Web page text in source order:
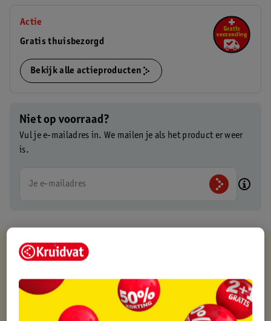
Actie
Gratis thuisbezorgd
Bekijk alle actieproducten
Niet op voorraad?
Vul je e-mailadres in. We mailen je als het product er weer
is.
Je e-mailadres
Kruidvat is altijd voordelig
Gratis ophalen in de winkel
Op werkdagen voor 22:00 uur besteld, volgende dag in huis
Gratis thuisbezorgd vanaf 50.00